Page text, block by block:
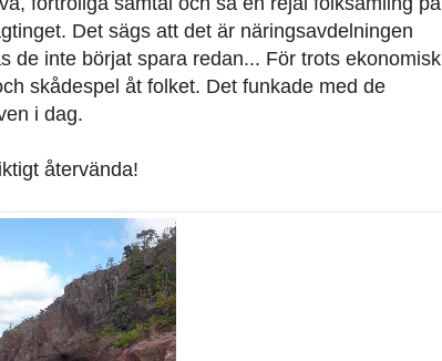
Det sägs att det är näringsavdelningen
de inte börjat spara redan... För trots ekonomisk
skådespel åt folket. Det funkade med de
i dag.
återvända!